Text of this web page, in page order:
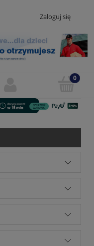
Zaloguj się